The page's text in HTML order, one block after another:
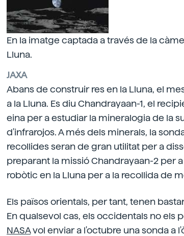
En la imatge captada a través de la
Lluna.
JAXA
Abans de construir res en la Lluna, el
a la Lluna. Es diu Chandrayaan-1, el
eina per a estudiar la mineralogia de la
d'infrarojos. A més dels minerals, la
recollides seran de gran utilitat per a
preparant la missió Chandrayaan-2 per a
robòtic en la Lluna per a la recollida de
Els països orientals, per tant, tenen
En qualsevol cas, els occidentals no els
NASAvol enviar a l'octubre una sonda a